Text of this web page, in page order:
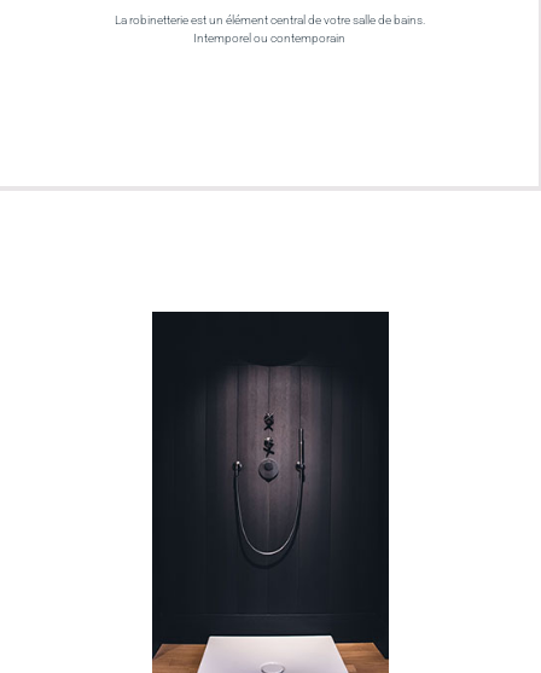
La robinetterie est un élément central de votre salle de bains.
Intemporel ou contemporain